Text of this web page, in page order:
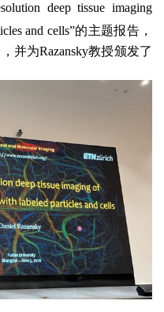
deep tissue imaging
and cells”的主题报告，
并为Razansky教授颁发了